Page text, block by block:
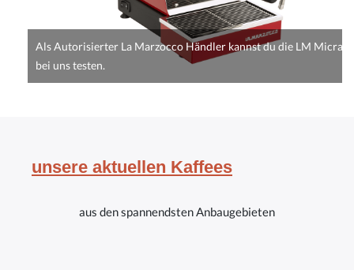
Als Autorisierter La Marzocco Händler kannst du die LM Micra
bei uns testen.
unsere aktuellen Kaffees
aus den spannendsten Anbaugebieten